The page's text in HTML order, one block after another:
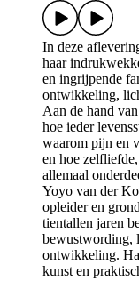
In deze
haar
en ingrijpende
ontwikkeling,
Aan de hand
hoe ieder
waarom pijn en
en hoe
allemaal
Yoyo van der
opleider en
tientallen jaren
bewustwording,
ontwikkeling.
kunst en